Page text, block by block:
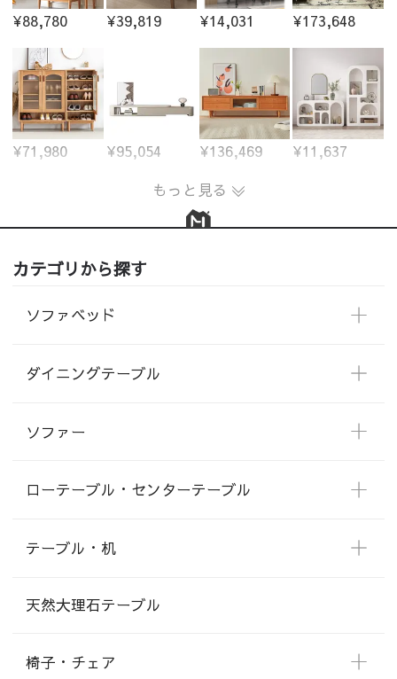
¥88,780 ¥39,819 ¥14,031 ¥173,648
¥71,980 ¥95,054 ¥136,469
¥11,637
もっと見る
カテゴリから探す
ソファベッド
ダイニングテーブル
ソファー
ローテーブル・センターテーブル
テーブル・机
天然大理石テーブル
椅子・チェア